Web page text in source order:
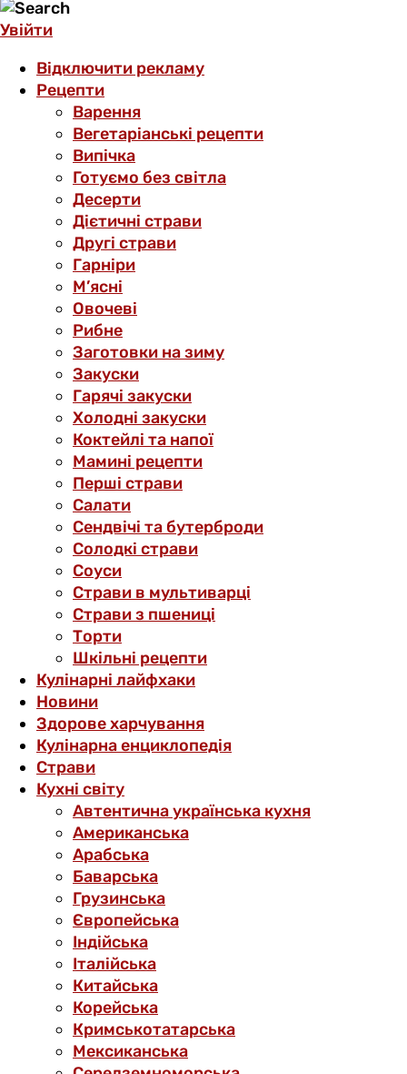
Увійти
Відключити рекламу
Рецепти
Варення
Вегетаріанські рецепти
Випічка
Готуємо без світла
Десерти
Дієтичні страви
Другі страви
Гарніри
М’ясні
Овочеві
Рибне
Заготовки на зиму
Закуски
Гарячі закуски
Холодні закуски
Коктейлі та напої
Мамині рецепти
Перші страви
Салати
Сендвічі та бутерброди
Солодкі страви
Соуси
Страви в мультиварці
Страви з пшениці
Торти
Шкільні рецепти
Кулінарні лайфхаки
Новини
Здорове харчування
Кулінарна енциклопедія
Страви
Кухні світу
Автентична українська кухня
Американська
Арабська
Баварська
Грузинська
Європейська
Індійська
Італійська
Китайська
Корейська
Кримськотатарська
Мексиканська